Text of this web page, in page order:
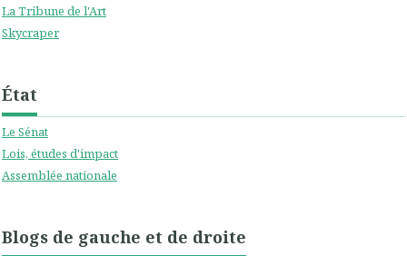
La Tribune de l'Art
Skycraper
État
Le Sénat
Lois, études d'impact
Assemblée nationale
Blogs de gauche et de droite